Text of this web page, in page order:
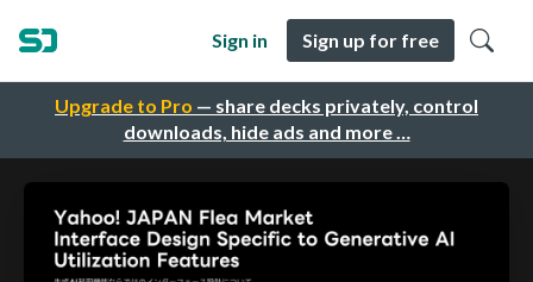
Upgrade to Pro — share decks privately, control
downloads, hide ads and more …
Sign in Sign up for free